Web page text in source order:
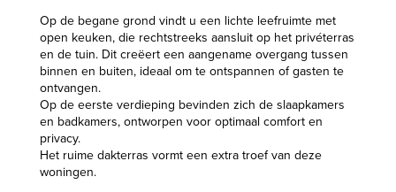
Op de begane grond vindt u een lichte leefruimte met
open keuken, die rechtstreeks aansluit op het privéterras
en de tuin. Dit creëert een aangename overgang tussen
binnen en buiten, ideaal om te ontspannen of gasten te
ontvangen.
Op de eerste verdieping bevinden zich de slaapkamers
en badkamers, ontworpen voor optimaal comfort en
privacy.
Het ruime dakterras vormt een extra troef van deze
woningen.